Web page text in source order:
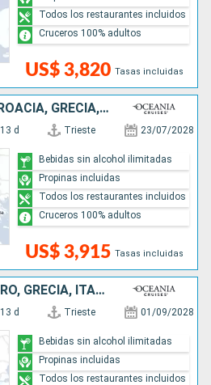
US$ 3,820 Tasas incluidas
Todos los restaurantes incluidos
Cruceros 100% adultos
ITALIA, ESLOVENIA, CROACIA, GRECIA, MALTA, TÚNEZ, ESPAÑA
13 d Trieste 23/07/2028
US$ 3,915 Tasas incluidas
Bebidas sin alcohol ilimitadas
Propinas incluidas
Todos los restaurantes incluidos
Cruceros 100% adultos
CROACIA, MONTENEGRO, GRECIA, ITALIA, MONACO, ESPAÑA
13 d Trieste 01/09/2028
Bebidas sin alcohol ilimitadas
Propinas incluidas
Todos los restaurantes incluidos